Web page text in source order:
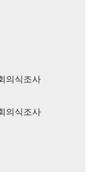
의식조사
의식조사